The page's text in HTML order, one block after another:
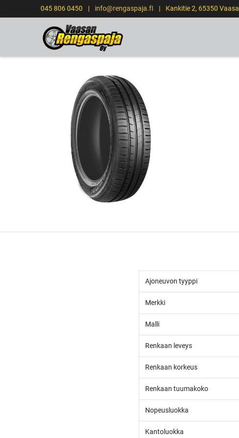
045 806 0450 | info@rengaspaja.fI | Kankitie 2, 65350 Vaasa
Ajoneuvon tyyppi
Merkki
Malli
Renkaan leveys
Renkaan korkeus
Renkaan tuumakoko
Nopeusluokka
Kantoluokka